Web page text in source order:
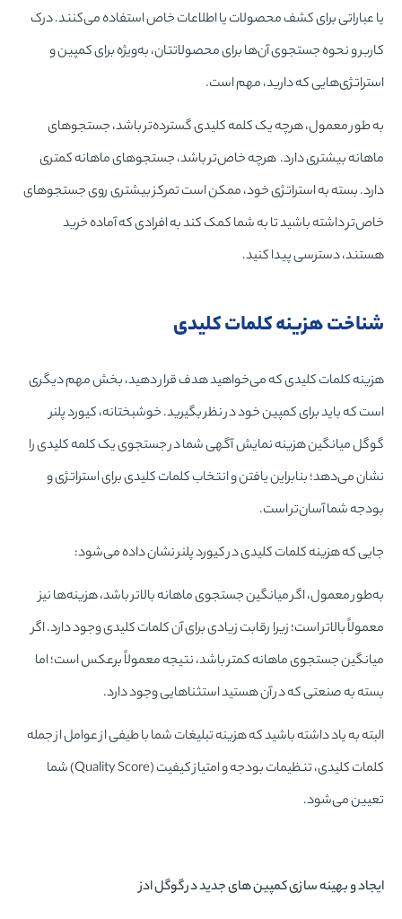
یا عباراتی برای کشف محصولات یا اطلاعات خاص استفاده می‌کنند. درک
کاربر و نحوه جستجوی آن‌ها برای محصولاتتان، به‌ویژه برای کمپین و
استراتژی‌هایی که دارید، مهم است.
به طور معمول، هرچه یک کلمه کلیدی گسترده‌تر باشد، جستجوهای
ماهانه بیشتری دارد. هرچه خاص‌تر باشد، جستجوهای ماهانه کمتری
دارد. بسته به استراتژی خود، ممکن است تمرکز بیشتری روی جستجوهای
خاص‌تر داشته باشید تا به شما کمک کند به افرادی که آماده خرید
هستند، دسترسی پیدا کنید.
شناخت هزینه کلمات کلیدی
هزینه کلمات کلیدی که می‌خواهید هدف قرار دهید، بخش مهم دیگری
است که باید برای کمپین خود در نظر بگیرید. خوشبختانه، کیورد پلنر
گوگل میانگین هزینه نمایش آگهی شما در جستجوی یک کلمه کلیدی را
نشان می‌دهد؛ بنابراین یافتن و انتخاب کلمات کلیدی برای استراتژی و
بودجه شما آسان‌تر است.
جایی که هزینه کلمات کلیدی در کیورد پلنر نشان داده می‌شود:
به‌طور معمول، اگر میانگین جستجوی ماهانه بالاتر باشد، هزینه‌ها نیز
معمولاً بالاتر است؛ زیرا رقابت زیادی برای آن کلمات کلیدی وجود دارد. اگر
میانگین جستجوی ماهانه کمتر باشد، نتیجه معمولاً برعکس است؛ اما
بسته به صنعتی که در آن هستید استثناهایی وجود دارد.
البته به یاد داشته باشید که هزینه تبلیغات شما با طیفی از عوامل از جمله
کلمات کلیدی، تنظیمات بودجه و امتیاز کیفیت (Quality Score) شما
تعیین می‌شود.
ایجاد و بهینه سازی کمپین های جدید در گوگل ادز